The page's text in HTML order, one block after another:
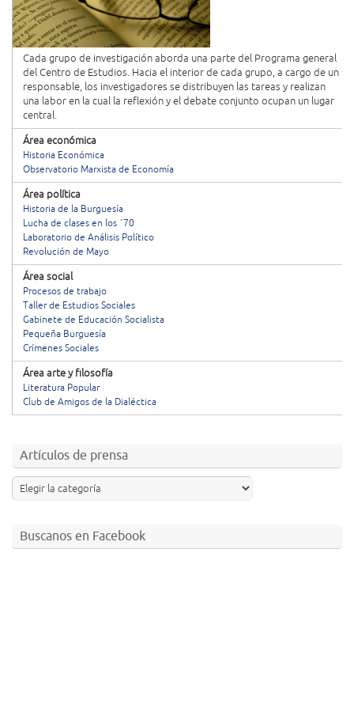
Cada grupo de investigación aborda una parte del Programa general
del Centro de Estudios. Hacia el interior de cada grupo, a cargo de un
responsable, los investigadores se distribuyen las tareas y realizan
una labor en la cual la reflexión y el debate conjunto ocupan un lugar
central.
Área económica
Historia Económica
Observatorio Marxista de Economía
Área política
Historia de la Burguesía
Lucha de clases en los ´70
Laboratorio de Análisis Político
Revolución de Mayo
Área social
Procesos de trabajo
Taller de Estudios Sociales
Gabinete de Educación Socialista
Pequeña Burguesía
Crímenes Sociales
Área arte y filosofía
Literatura Popular
Club de Amigos de la Dialéctica
Artículos de prensa
Buscanos en Facebook